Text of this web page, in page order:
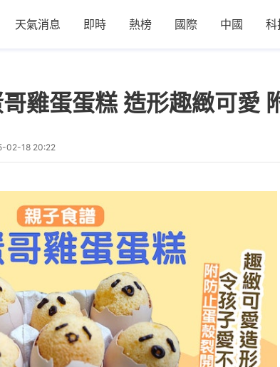
天氣消息 即時 熱榜 國際 中國 科
雞蛋蛋糕 造形趣緻可愛
02-18 20:22